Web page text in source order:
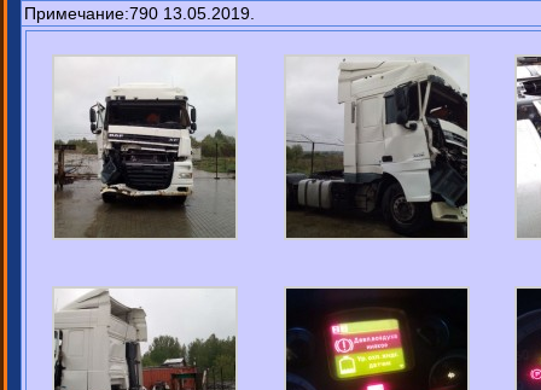
Примечание:790 13.05.2019.